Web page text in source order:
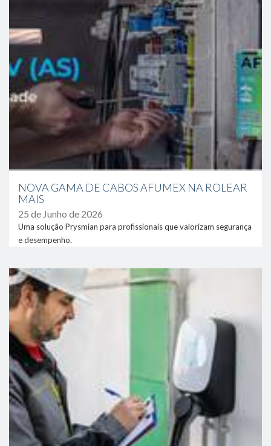
NOVA GAMA DE CABOS AFUMEX NA ROLEAR
MAIS
25 de Junho de 2026
Uma solução Prysmian para profissionais que valorizam segurança
e desempenho.
link